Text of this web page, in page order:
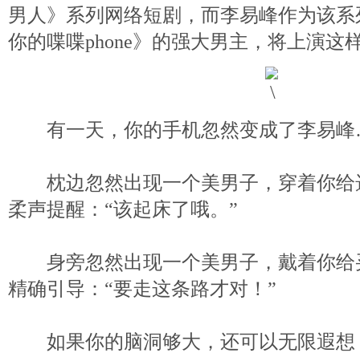
男人》系列网络短剧，而李易峰作为该
你的喋喋phone》的强大男主，将上演
有一天，你的手机忽然变成了李易
枕边忽然出现一个美男子，穿着你给
柔声提醒：“该起床了哦。”
身旁忽然出现一个美男子，戴着你给
精确引导：“要走这条路才对！”
如果你的脑洞够大，还可以无限遐想